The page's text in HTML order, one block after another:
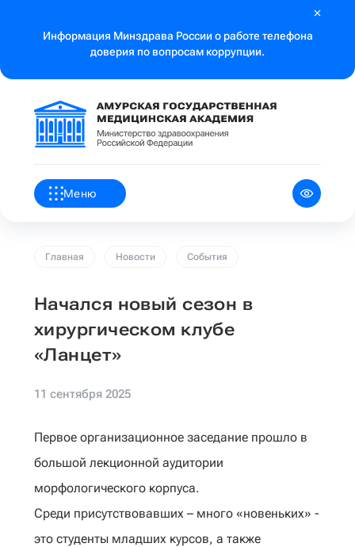
Информация Минздрава России о работе телефона
доверия по вопросам коррупции.
Меню
Главная Новости События
Начался новый сезон в
хирургическом клубе
«Ланцет»
11 сентября 2025
Первое организационное заседание прошло в
большой лекционной аудитории
морфологического корпуса.
Среди присутствовавших – много «новеньких» -
это студенты младших курсов, а также